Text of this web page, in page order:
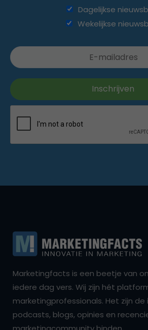
Dagelijkse
Wekelijkse
Marketingfacts is een beetje van
iedere dag vers. Wij zijn hét
marketingprofessionals. Het zijn de
podcasts, blogs, opinies en